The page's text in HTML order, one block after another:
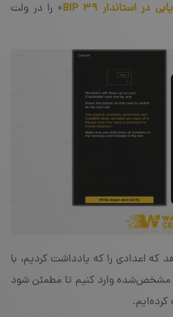
در استاندارBIP 39» را در ولت
که اعدادی را که یادداشت کردیم، با
مشخص‌شده وارد کنیم تا مطمئن شود